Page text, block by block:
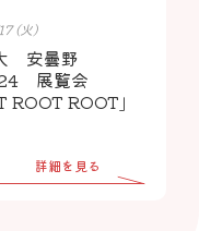
(火)
安曇野
展覧会
ROOT ROOT」
詳細を見る